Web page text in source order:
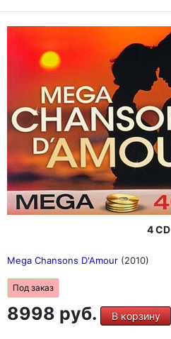
4 CD
Mega Chansons D'Amour (2010)
Под заказ
8998 руб. В корзину